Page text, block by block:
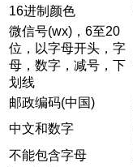
16进制颜色
微信号(wx)，6至20
位，以字母开头，字
母，数字，减号，下
划线
邮政编码(中国)
中文和数字
不能包含字母